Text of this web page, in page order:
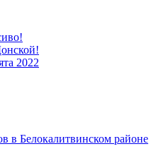
2022
в Белокалитвинском районе